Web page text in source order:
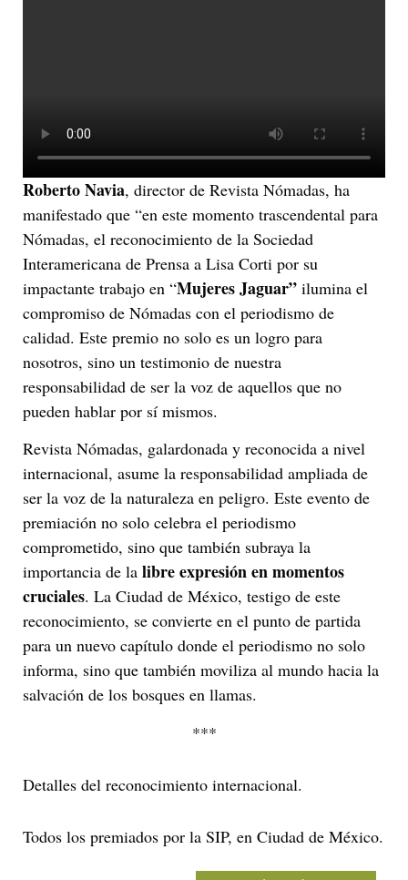
Roberto Navia, director de Revista Nómadas, ha
manifestado que “en este momento trascendental para
Nómadas, el reconocimiento de la Sociedad
Interamericana de Prensa a Lisa Corti por su
impactante trabajo en “Mujeres Jaguar” ilumina el
compromiso de Nómadas con el periodismo de
calidad. Este premio no solo es un logro para
nosotros, sino un testimonio de nuestra
responsabilidad de ser la voz de aquellos que no
pueden hablar por sí mismos.
Revista Nómadas, galardonada y reconocida a nivel
internacional, asume la responsabilidad ampliada de
ser la voz de la naturaleza en peligro. Este evento de
premiación no solo celebra el periodismo
comprometido, sino que también subraya la
importancia de la libre expresión en momentos
cruciales. La Ciudad de México, testigo de este
reconocimiento, se convierte en el punto de partida
para un nuevo capítulo donde el periodismo no solo
informa, sino que también moviliza al mundo hacia la
salvación de los bosques en llamas.
***
Detalles del reconocimiento internacional.
Todos los premiados por la SIP, en Ciudad de México.